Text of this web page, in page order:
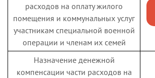
расходов на оплату жилого
помещения и коммунальных услуг
участникам специальной военной
операции и членам их семей
Назначение денежной
компенсации части расходов на